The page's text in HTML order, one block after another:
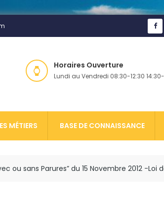
Horaires Ouverture
Lundi au Vendredi 08:30-12:30
MÉTIERS BASE DE CONNAISSANCE
ou sans Parures” du 15 Novembre 2012